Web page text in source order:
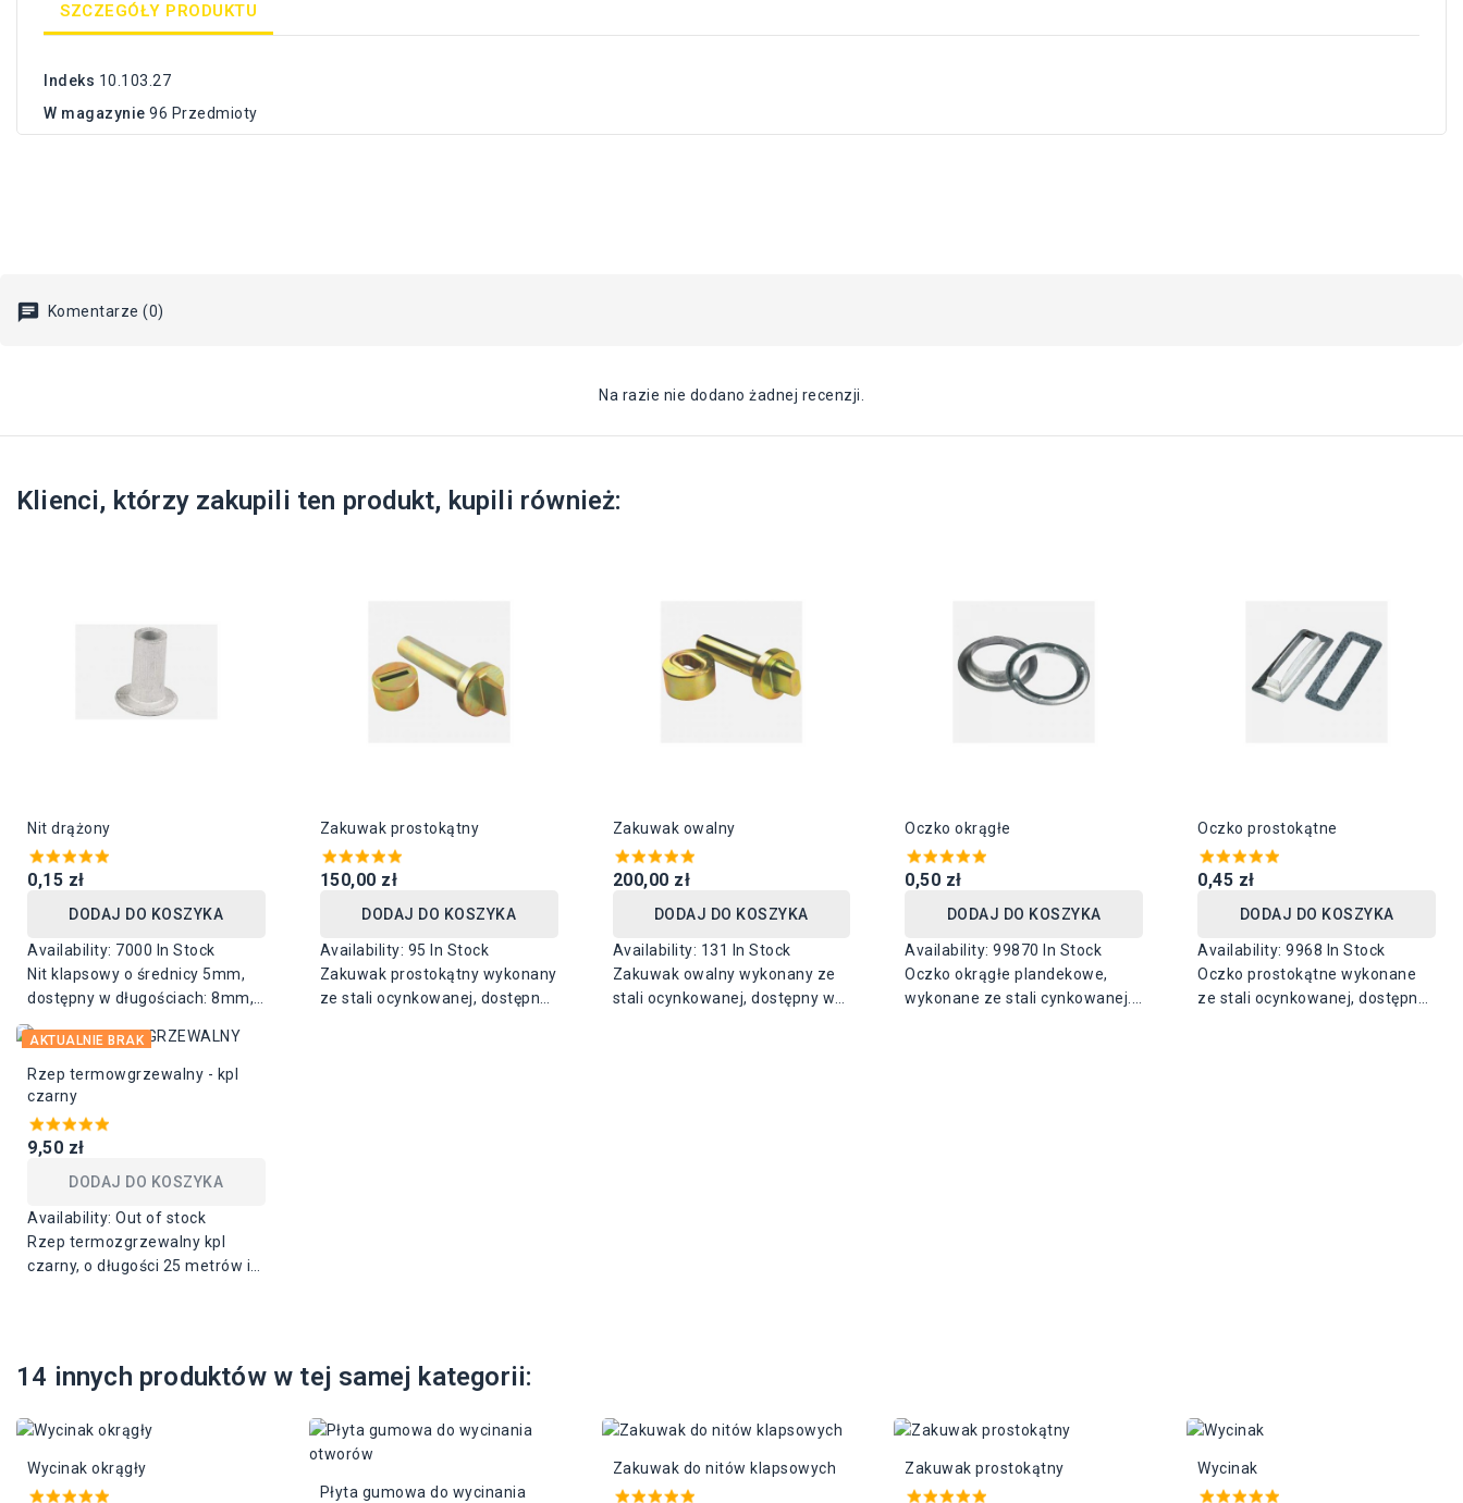
SZCZEGÓŁY PRODUKTU
Indeks 10.103.27
W magazynie 96 Przedmioty
Komentarze (0)
Na razie nie dodano żadnej recenzji.
Klienci, którzy zakupili ten produkt, kupili również:
Nit drążony
0,15 zł
DODAJ DO KOSZYKA
Availability: 7000 In Stock
Nit klapsowy o średnicy 5mm,
dostępny w długościach: 8mm,
10mm i 12mm.
Zakuwak prostokątny
150,00 zł
DODAJ DO KOSZYKA
Availability: 95 In Stock
Zakuwak prostokątny wykonany
ze stali ocynkowanej, dostępny
Zakuwak owalny
200,00 zł
DODAJ DO KOSZYKA
Availability: 131 In Stock
Zakuwak owalny wykonany ze
stali ocynkowanej, dostępny w
Oczko okrągłe
0,50 zł
DODAJ DO KOSZYKA
Availability:99870 In Stock
Oczko okrągłe plandekowe,
wykonane ze stali cynkowanej.
Oczko prostokątne
0,45 zł
DODAJ DO KOSZYKA
Availability:9968 In Stock
Oczko prostokątne wykonane
ze stali ocynkowanej, dostępne
AKTUALNIE BRAK
Rzep termowgrzewalny - kpl
czarny
9,50 zł
DODAJ DO KOSZYKA
Availability: Out of stock
Rzep termozgrzewalny kpl
czarny, o długości 25 metrów i
podwójna/.
14 innych produktów w tej samej kategorii:
Wycinak okrągły
Płyta gumowa do wycinania
Zakuwak do nitów klapsowych Zakuwak prostokątny Wycinak